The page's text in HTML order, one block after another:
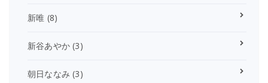
新唯 (8)
新谷あやか (3)
朝日ななみ (3)